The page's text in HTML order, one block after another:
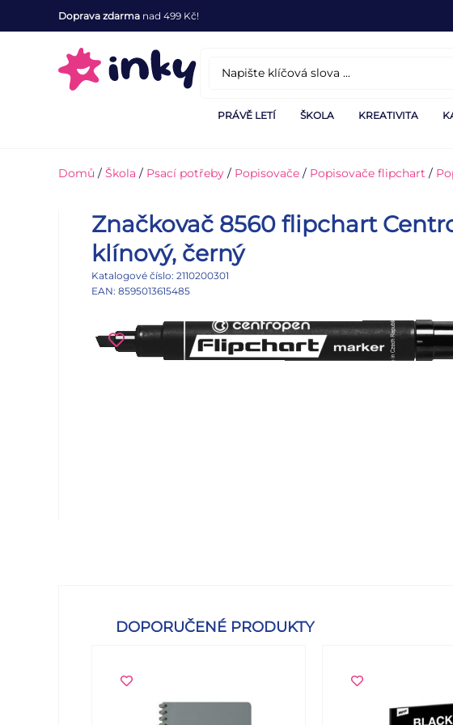
Doprava zdarma nad 499 Kč!
PRÁVĚ LETÍ ŠKOLA KREATIVITA
Domů / Škola / Psací potřeby / Popisovače / Popisovače flipchart /
Značkovač 8560 flipchart
klínový, černý
Katalogové číslo: 2110200301
EAN: 8595013615485
DOPORUČENÉ PRODUKTY